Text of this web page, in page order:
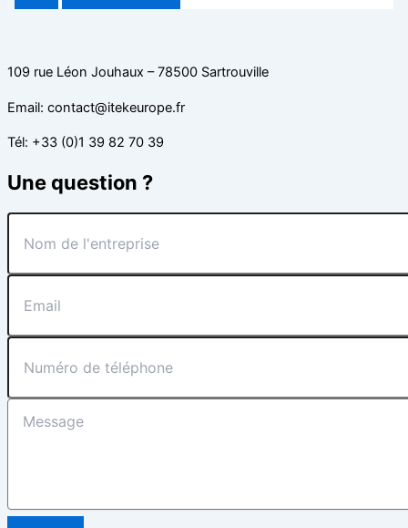
109 rue Léon Jouhaux – 78500 Sartrouville
Email: contact@itekeurope.fr
Tél: +33 (0)1 39 82 70 39
Une question ?